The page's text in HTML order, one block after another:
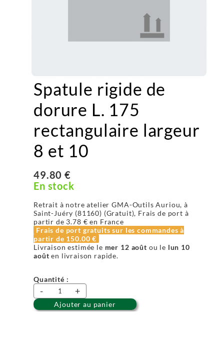
Spatule rigide de
dorure L. 175
rectangulaire largeur
8 et 10
49.80 €
En stock
Retrait à notre atelier GMA-Outils Auriou, à
Saint-Juéry (81160) (Gratuit), Frais de port à
partir de 3.78 € en France
Frais de port gratuits sur les commandes à
partir de 150.00 €
Livraison estimée le mer 12 août ou le lun 10
août en livraison rapide.
Quantité :
- +
Ajouter au panier